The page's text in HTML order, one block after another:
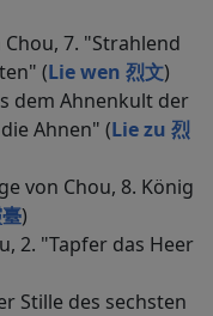
7. "Strahlend
(Lie wen 烈文)
dem Ahnenkult der
Ahnen" (Lie zu 烈
von Chou, 8. König
)
2. "Tapfer das Heer
Stille des sechsten